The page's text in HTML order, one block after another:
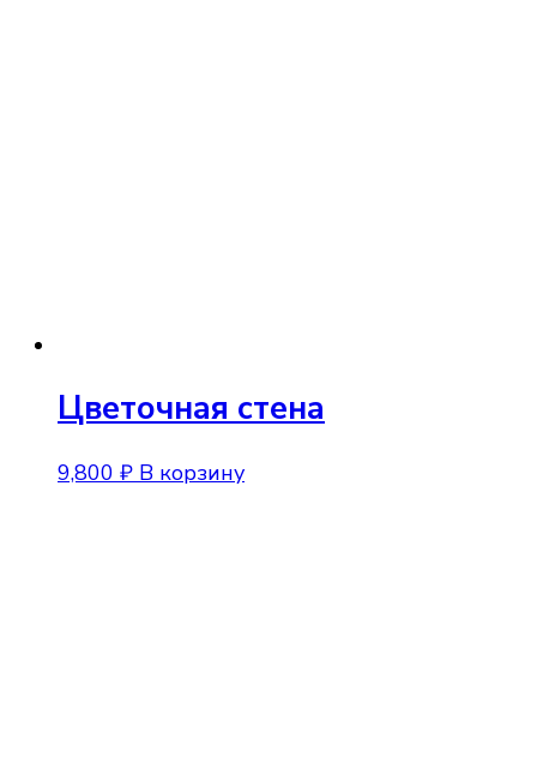
Цветочная стена
9,800 ₽ В корзину